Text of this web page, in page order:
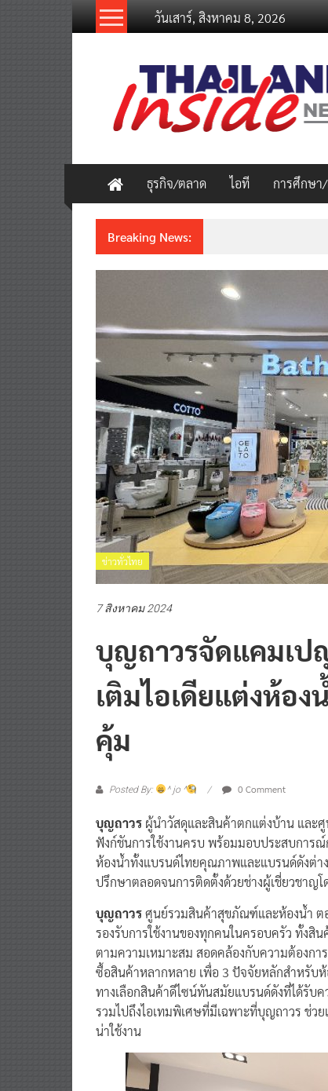
วันเสาร์, สิงหาคม 8, 2026
thailandinsidenew.com
Thailand
Inside
New
ธุรกิจ/ตลาด ไอที การศึกษา
Breaking News:
ข่าวทั่วไทย
7 สิงหาคม 2024
บุญถาวรจัดแคมเป
เติมไอเดียแต่งห้อ
คุ้ม
Posted By: ^ jo ^ 0 Comment
บุญถาวร ผู้นำวัสดุและสินค้าตกแต่งบ้าน และ
ฟังก์ชันการใช้งานครบ พร้อมมอบประสบการ
ห้องน้ำทั้งแบรนด์ไทยคุณภาพและแบรนด์ดังต่า
ปรึกษาตลอดจนการติดตั้งด้วยช่างผู้เชี่ยวชาญโ
บุญถาวรศูนย์รวมสินค้าสุขภัณฑ์และห้องน้ำ ต
รองรับการใช้งานของทุกคนในครอบครัว ทั้งสิ
ตามความเหมาะสม สอดคล้องกับความต้องกา
ซื้อสินค้าหลากหลาย เพื่อ 3 ปัจจัยหลักสำหรับห้
ทางเลือกสินค้าดีไซน์ทันสมัยแบรนด์ดังที่ได้รั
รวมไปถึงไอเทมพิเศษที่มีเฉพาะที่บุญถาวร ช่ว
น่าใช้งาน